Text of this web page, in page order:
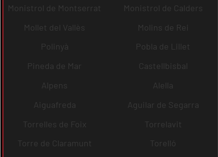
Monistrol de Montserrat
Monistrol de Calders
Mollet del Vallès
Molins de Rei
Polinyà
Pobla de Lillet
Pineda de Mar
Castellbisbal
Alpens
Alella
Aiguafreda
Aguilar de Segarra
Torrelles de Foix
Torrelavit
Torre de Claramunt
Torelló